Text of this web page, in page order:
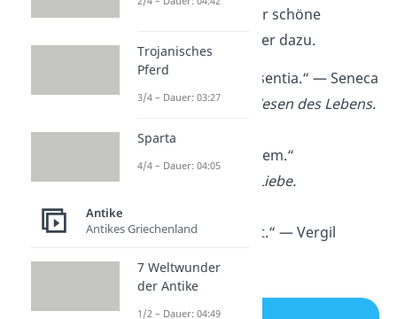
Deshalb findest du hier schöne
lateinische Sprichwörter dazu.
„Amor est vitae essentia.“ — Seneca
Die Liebe ist das Wesen des Lebens.
„Amor gignit amorem.“
Die Liebe erzeugt Liebe.
„Amor omnia vincit.“ — Vergil
Liebe besiegt alles.
Trojanisches
Pferd
3/4 – Dauer: 03:27
Sparta
4/4 – Dauer: 04:05
Antike
Antikes Griechenland
7 Weltwunder
der Antike
1/2 – Dauer: 04:49